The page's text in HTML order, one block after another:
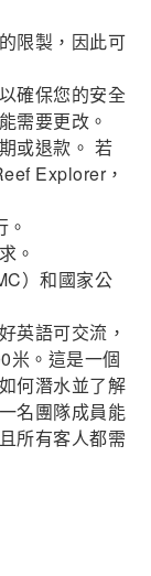
限製，因此可
確保您的安全
需要更改。
或退款。 若
Explorer，
。
）和國家公
英語可交流，
米。這是一個
何潛水並了解
名團隊成員能
所有客人都需